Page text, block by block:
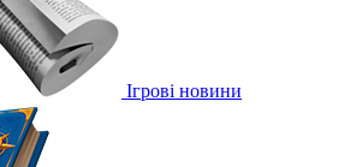
Ігрові новини